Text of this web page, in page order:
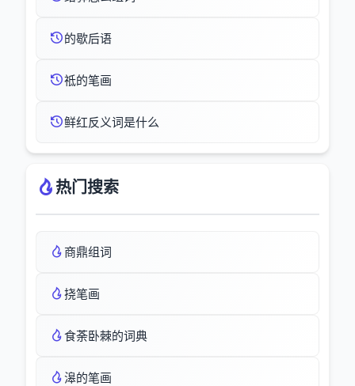
的歇后语
祗的笔画
鲜红反义词是什么
热门搜索
商鼎组词
挠笔画
食荼卧棘的词典
滜的笔画